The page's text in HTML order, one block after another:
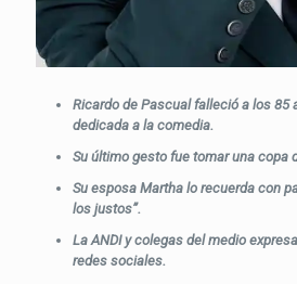
Ricardo de Pascual falleció a los 85
dedicada a la comedia.
Su último gesto fue tomar una copa
Su esposa Martha lo recuerda con
los justos”.
La ANDI y colegas del medio
redes sociales.